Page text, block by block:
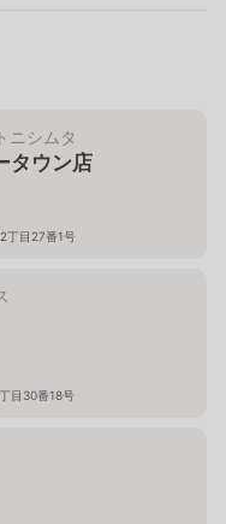
ニシムタ
タウン店
丁目27番1号
目30番18号